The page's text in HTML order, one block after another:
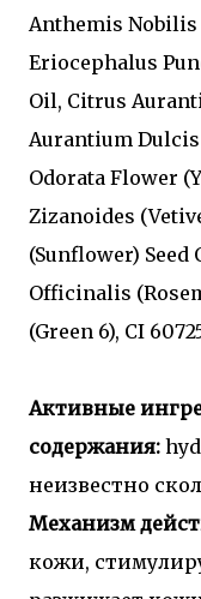
Anthemis
Eriocephalus
Oil, Citrus
Aurantium Dulcis
Odorata Flower
Zizanoides
(Sunflower)
Officinalis
(Green 6), CI
Активные
содержания:
неизвестно
Механизм
кожи,